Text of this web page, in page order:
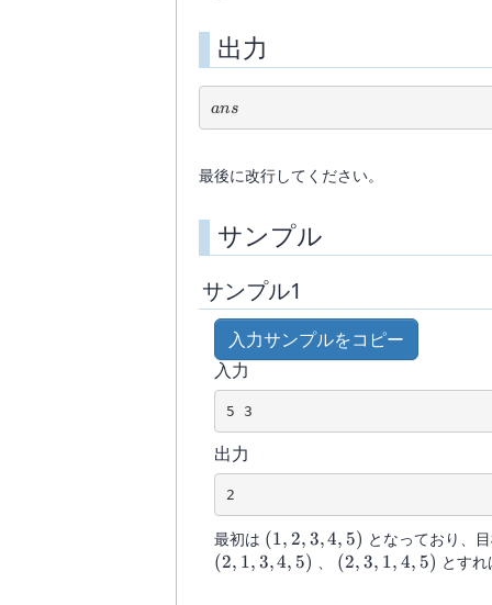
K
\lt
N
出力
ans
ans
最後に改行してください。
サンプル
サンプル1
入力サンプルをコピー
入力
5 3
出力
2
最初は (1,
2,
(1, 2, 3,4, 5) となっており、
(2,
(2, 1, 3,4, 5) 、 (2,
(2, 3, 1, 4, 5) とす